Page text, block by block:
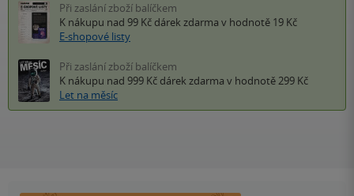
Při zaslání zboží balíčkem
K nákupu nad 99 Kč dárek zdarma v hodnotě 19 Kč
E-shopové listy
Při zaslání zboží balíčkem
K nákupu nad 999 Kč dárek zdarma v hodnotě 299 Kč
Let na měsíc